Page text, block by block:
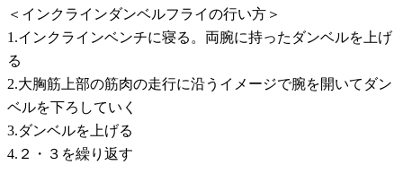
＜インクラインダンベルフライの行い方＞
1.インクラインベンチに寝る。両腕に持ったダンベルを上げ
る
2.大胸筋上部の筋肉の走行に沿うイメージで腕を開いてダン
ベルを下ろしていく
3.ダンベルを上げる
4.２・３を繰り返す